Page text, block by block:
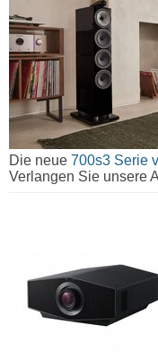
Die neue 700s3 Serie
Verlangen Sie unsere